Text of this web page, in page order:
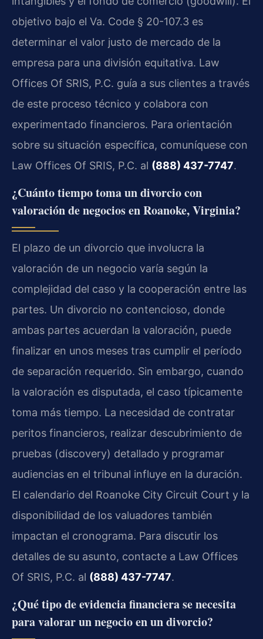
objetivo bajo el Va. Code § 20-107.3 es
determinar el valor justo de mercado de la
empresa para una división equitativa. Law
Offices Of SRIS, P.C. guía a sus clientes a través
de este proceso técnico y colabora con
experimentado financieros. Para orientación
sobre su situación específica, comuníquese con
Law Offices Of SRIS, P.C. al (888) 437-7747.
¿Cuánto tiempo toma un divorcio con
valoración de negocios en Roanoke, Virginia?
El plazo de un divorcio que involucra la
valoración de un negocio varía según la
complejidad del caso y la cooperación entre las
partes. Un divorcio no contencioso, donde
ambas partes acuerdan la valoración, puede
finalizar en unos meses tras cumplir el período
de separación requerido. Sin embargo, cuando
la valoración es disputada, el caso típicamente
toma más tiempo. La necesidad de contratar
peritos financieros, realizar descubrimiento de
pruebas (discovery) detallado y programar
audiencias en el tribunal influye en la duración.
El calendario del Roanoke City Circuit Court y la
disponibilidad de los valuadores también
impactan el cronograma. Para discutir los
detalles de su asunto, contacte a Law Offices
Of SRIS, P.C. al (888) 437-7747.
¿Qué tipo de evidencia financiera se necesita
para valorar un negocio en un divorcio?